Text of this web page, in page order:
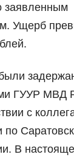
заявленным
Ущерб
ГУУР МВД
с
В